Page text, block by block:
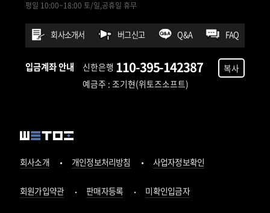
평일 10:00~18:00 토/일,공휴일 휴무
회사소개서 버그신고 Q&A FAQ
입금계좌 안내 신한은행 110-395-142387
복사
예금주 : 조기현(위토즈소프트)
회사소개 개인정보처리방침 사업자정보확인
회원가입약관 판매자등록 미확인입금자